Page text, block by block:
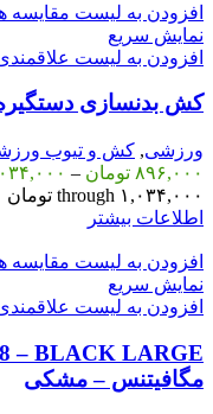
افزودن به لیست مقایسه
نمایش سریع
افزودن به لیست
کش بدنسازی دستگیره
ورزشی, کش و تیوب
۸۹۶,۰۰۰ تومان –
through ۱,۰۳۴,۰۰۰ تومان
اطلاعات بیشتر
افزودن به لیست مقایسه
نمایش سریع
افزودن به لیست
مگافیتنس – مشکی